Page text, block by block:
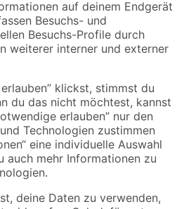
Versandarten